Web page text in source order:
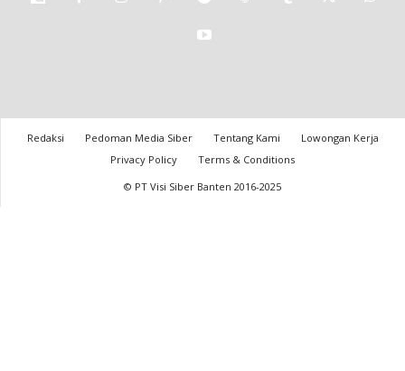
Redaksi Pedoman Media Siber Tentang Kami
Lowongan Kerja
Privacy Policy
Terms & Conditions
© PT Visi Siber Banten 2016-2025